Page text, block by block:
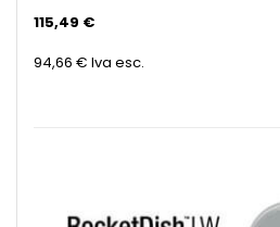
115,49 €
94,66 € Iva esc.